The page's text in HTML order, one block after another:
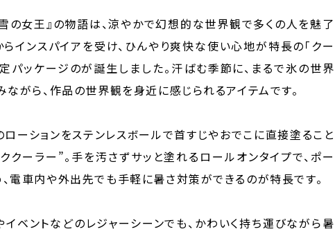
の女王』の物語は、涼やかで幻想的な世界観で多くの人を魅了
インスパイアを受け、ひんやり爽快な使い心地が特長の「クー
パッケージのが誕生しました。汗ばむ季節に、まるで氷の世界
がら、作品の世界観を身近に感じられるアイテムです。
ローションをステンレスボールで首すじやおでこに直接塗ること
クーラー”。手を汚さずサッと塗れるロールオンタイプで、ポー
電車内や外出先でも手軽に暑さ対策ができるのが特長です。
ベントなどのレジャーシーンでも、かわいく持ち運びながら暑